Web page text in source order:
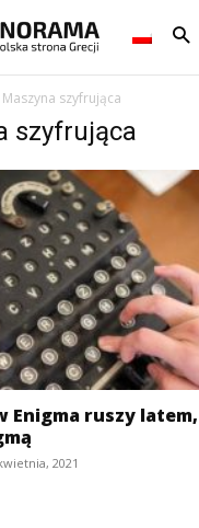
Maszyna szyfrująca
szyfrująca
Enigma ruszy
2021